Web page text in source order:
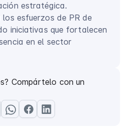
estratégica.
esfuerzos de PR de
iniciativas que fortalecen
en el sector
Compártelo con un